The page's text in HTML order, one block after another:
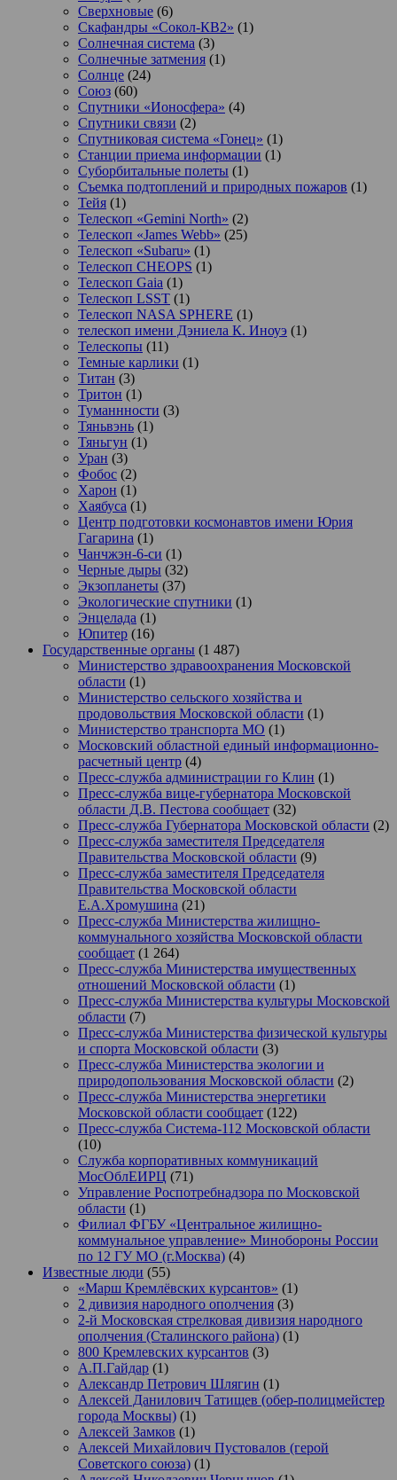
Сверхновые (6)
Скафандры «Сокол-КВ2» (1)
Солнечная система (3)
Солнечные затмения (1)
Солнце (24)
Союз (60)
Спутники «Ионосфера» (4)
Спутники связи (2)
Спутниковая система «Гонец» (1)
Станции приема информации (1)
Суборбитальные полеты (1)
Съемка подтоплений и природных пожаров (1)
Тейя (1)
Телескоп «Gemini North» (2)
Телескоп «James Webb» (25)
Телескоп «Subaru» (1)
Телескоп CHEOPS (1)
Телескоп Gaia (1)
Телескоп LSST (1)
Телескоп NASA SPHERE (1)
телескоп имени Дэниела К. Иноуэ (1)
Телескопы (11)
Темные карлики (1)
Титан (3)
Тритон (1)
Туманнности (3)
Тяньвэнь (1)
Тяньгун (1)
Уран (3)
Фобос (2)
Харон (1)
Хаябуса (1)
Центр подготовки космонавтов имени Юрия
Гагарина (1)
Чанчжэн-6-си (1)
Черные дыры (32)
Экзопланеты (37)
Экологические спутники (1)
Энцелада (1)
Юпитер (16)
Государственные органы (1 487)
Министерство здравоохранения Московской
области (1)
Министерство сельского хозяйства и
продовольствия Московской области (1)
Министерство транспорта МО (1)
Московский областной единый информационно-
расчетный центр (4)
Пресс-служба администрации го Клин (1)
Пресс-служба вице-губернатора Московской
области Д.В. Пестова сообщает (32)
Пресс-служба Губернатора Московской области (2)
Пресс-служба заместителя Председателя
Правительства Московской области (9)
Пресс-служба заместителя Председателя
Правительства Московской области
Е.А.Хромушина (21)
Пресс-служба Министерства жилищно-
коммунального хозяйства Московской области
сообщает (1 264)
Пресс-служба Министерства имущественных
отношений Московской области (1)
Пресс-служба Министерства культуры Московской
области (7)
Пресс-служба Министерства физической культуры
и спорта Московской области (3)
Пресс-служба Министерства экологии и
природопользования Московской области (2)
Пресс-служба Министерства энергетики
Московской области сообщает (122)
Пресс-служба Система-112 Московской области
(10)
Служба корпоративных коммуникаций
МосОблЕИРЦ (71)
Управление Роспотребнадзора по Московской
области (1)
Филиал ФГБУ «Центральное жилищно-
коммунальное управление» Минобороны России
по 12 ГУ МО (г.Москва) (4)
Известные люди (55)
«Марш Кремлёвских курсантов» (1)
2 дивизия народного ополчения (3)
2-й Московская стрелковая дивизия народного
ополчения (Сталинского района) (1)
800 Кремлевских курсантов (3)
А.П.Гайдар (1)
Александр Петрович Шлягин (1)
Алексей Данилович Татищев (обер-полицмейстер
города Москвы) (1)
Алексей Замков (1)
Алексей Михайлович Пустовалов (герой
Советского союза) (1)